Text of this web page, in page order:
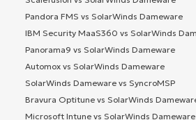
Pandora FMS vs SolarWinds Dameware
IBM Security MaaS360 vs SolarWinds
Panorama9 vs SolarWinds Dameware
Automox vs SolarWinds Dameware
SolarWinds Dameware vs SyncroMSP
Bravura Optitune vs SolarWinds
Microsoft Intune vs SolarWinds Dameware